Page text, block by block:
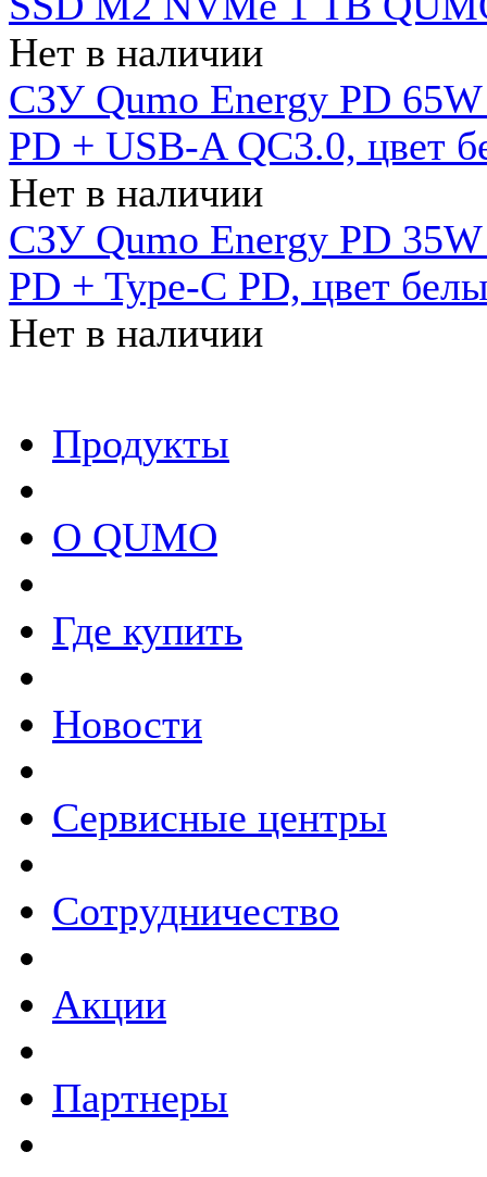
Нет в наличии
СЗУ Qumo Energy PD
PD + USB-A QC3.0, цвет
Нет в наличии
СЗУ Qumo Energy PD
PD + Type-C PD, цвет
Нет в наличии
Продукты
О QUMO
Где купить
Новости
Сервисные центры
Сотрудничество
Акции
Партнеры